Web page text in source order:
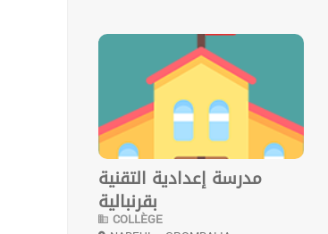
مدرسة إعدادية التقنية
بقرنبالية
COLLÈGE